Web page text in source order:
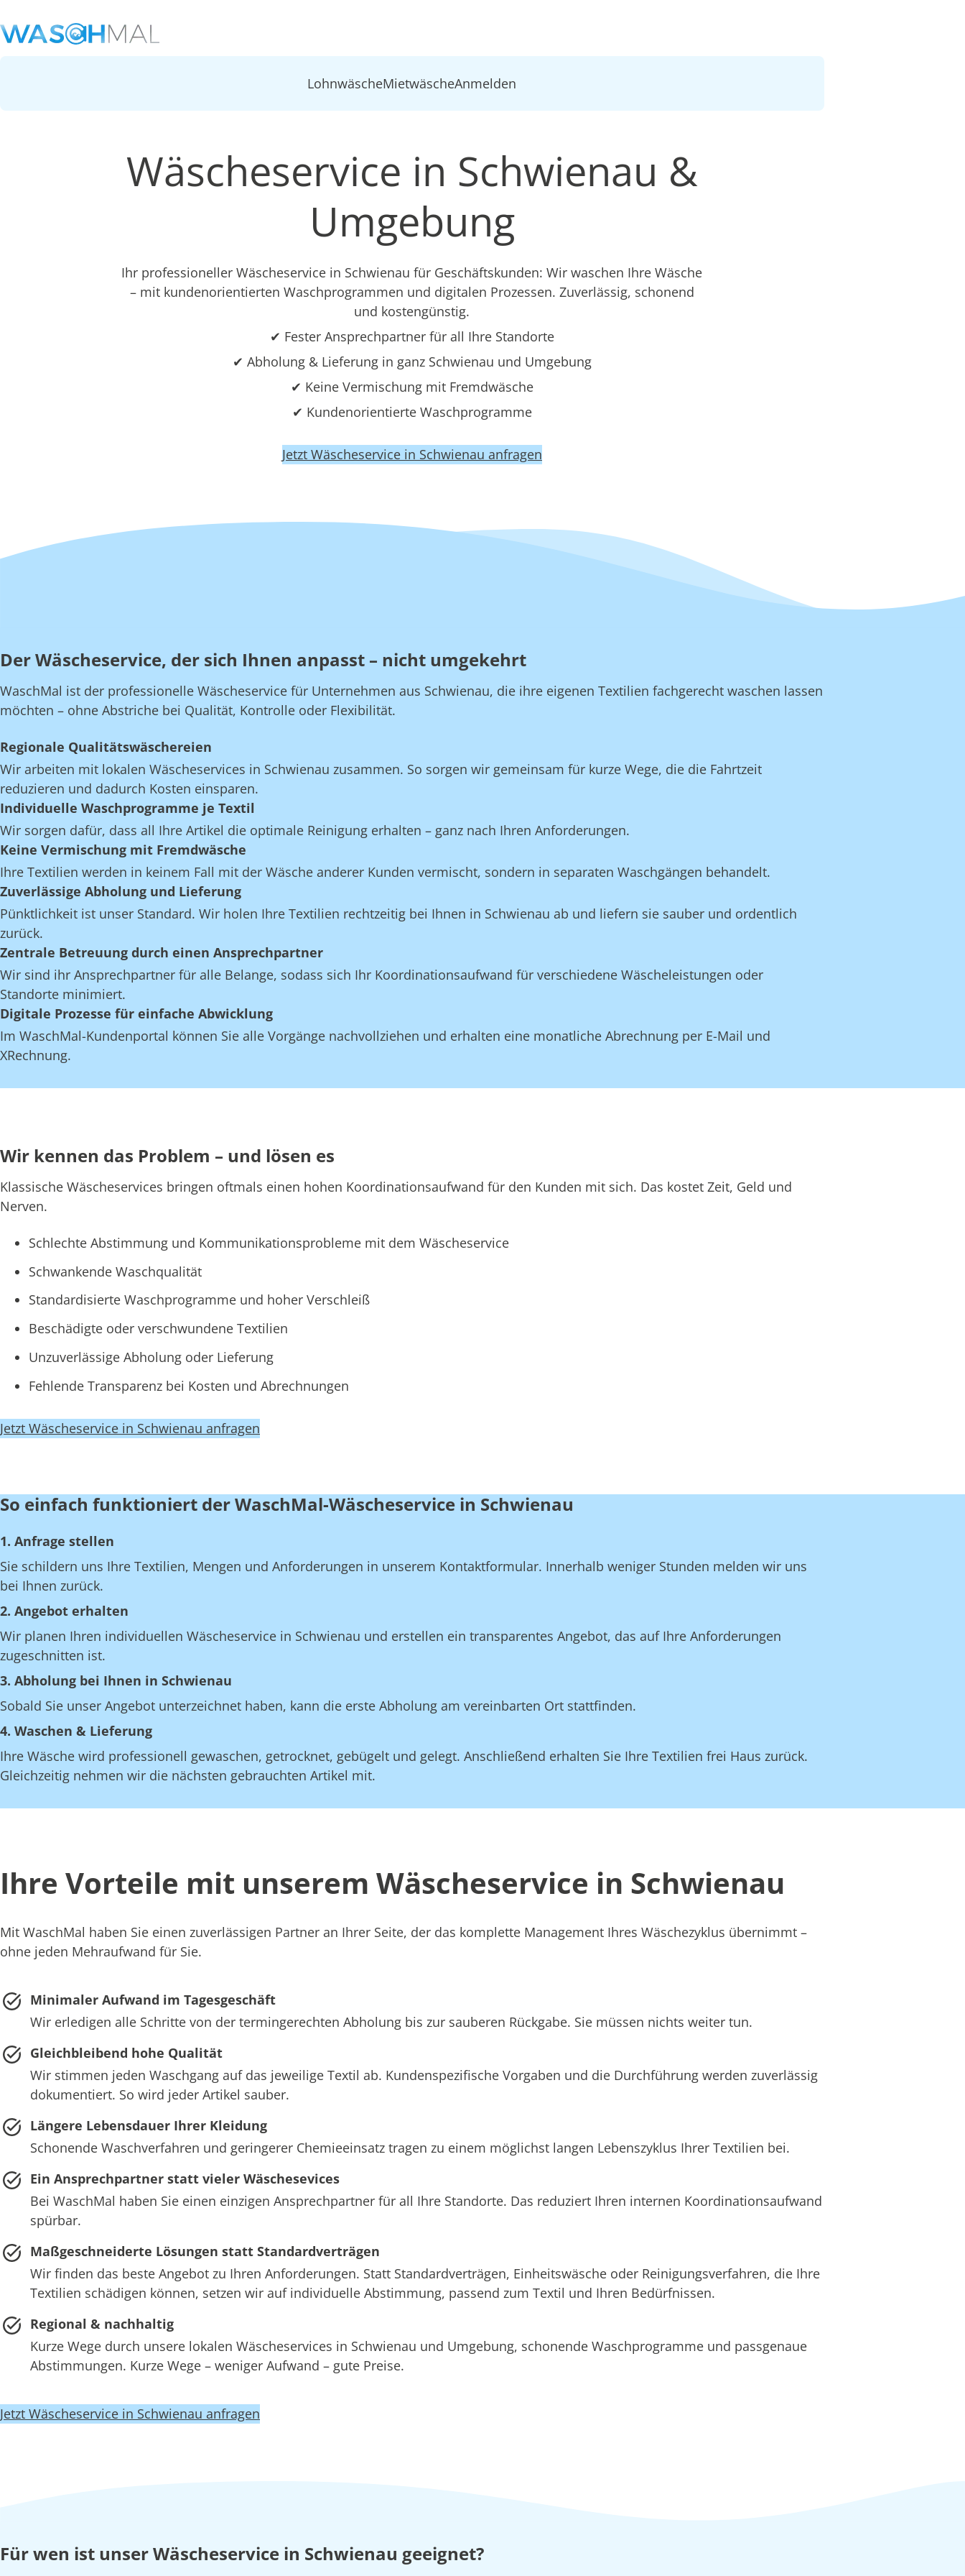
LohnwäscheMietwäscheAnmelden
Wäscheservice in Schwienau &
Umgebung
Ihr professioneller Wäscheservice in Schwienau für Geschäftskunden: Wir waschen Ihre Wäsche
– mit kundenorientierten Waschprogrammen und digitalen Prozessen. Zuverlässig, schonend
und kostengünstig.
✔ Fester Ansprechpartner für all Ihre Standorte
✔ Abholung & Lieferung in ganz Schwienau und Umgebung
✔ Keine Vermischung mit Fremdwäsche
✔ Kundenorientierte Waschprogramme
Jetzt Wäscheservice in Schwienau anfragen
Der Wäscheservice, der sich Ihnen anpasst – nicht umgekehrt
WaschMal ist der professionelle Wäscheservice für Unternehmen aus Schwienau, die ihre eigenen Textilien fachgerecht waschen lassen
möchten – ohne Abstriche bei Qualität, Kontrolle oder Flexibilität.
Regionale Qualitätswäschereien
Wir arbeiten mit lokalen Wäscheservices in Schwienau zusammen. So sorgen wir gemeinsam für kurze Wege, die die Fahrtzeit
reduzieren und dadurch Kosten einsparen.
Individuelle Waschprogramme je Textil
Wir sorgen dafür, dass all Ihre Artikel die optimale Reinigung erhalten – ganz nach Ihren Anforderungen.
Keine Vermischung mit Fremdwäsche
Ihre Textilien werden in keinem Fall mit der Wäsche anderer Kunden vermischt, sondern in separaten Waschgängen behandelt.
Zuverlässige Abholung und Lieferung
Pünktlichkeit ist unser Standard. Wir holen Ihre Textilien rechtzeitig bei Ihnen in Schwienau ab und liefern sie sauber und ordentlich
zurück.
Zentrale Betreuung durch einen Ansprechpartner
Wir sind ihr Ansprechpartner für alle Belange, sodass sich Ihr Koordinationsaufwand für verschiedene Wäscheleistungen oder
Standorte minimiert.
Digitale Prozesse für einfache Abwicklung
Im WaschMal-Kundenportal können Sie alle Vorgänge nachvollziehen und erhalten eine monatliche Abrechnung per E-Mail und
XRechnung.
Wir kennen das Problem – und lösen es
Klassische Wäscheservices bringen oftmals einen hohen Koordinationsaufwand für den Kunden mit sich. Das kostet Zeit, Geld und
Nerven.
Schlechte Abstimmung und Kommunikationsprobleme mit dem Wäscheservice
Schwankende Waschqualität
Standardisierte Waschprogramme und hoher Verschleiß
Beschädigte oder verschwundene Textilien
Unzuverlässige Abholung oder Lieferung
Fehlende Transparenz bei Kosten und Abrechnungen
Jetzt Wäscheservice in Schwienau anfragen
So einfach funktioniert der WaschMal-Wäscheservice in Schwienau
1. Anfrage stellen
Sie schildern uns Ihre Textilien, Mengen und Anforderungen in unserem Kontaktformular. Innerhalb weniger Stunden melden wir uns
bei Ihnen zurück.
2. Angebot erhalten
Wir planen Ihren individuellen Wäscheservice in Schwienau und erstellen ein transparentes Angebot, das auf Ihre Anforderungen
zugeschnitten ist.
3. Abholung bei Ihnen in Schwienau
Sobald Sie unser Angebot unterzeichnet haben, kann die erste Abholung am vereinbarten Ort stattfinden.
4. Waschen & Lieferung
Ihre Wäsche wird professionell gewaschen, getrocknet, gebügelt und gelegt. Anschließend erhalten Sie Ihre Textilien frei Haus zurück.
Gleichzeitig nehmen wir die nächsten gebrauchten Artikel mit.
Ihre Vorteile mit unserem Wäscheservice in Schwienau
Mit WaschMal haben Sie einen zuverlässigen Partner an Ihrer Seite, der das komplette Management Ihres Wäschezyklus übernimmt –
ohne jeden Mehraufwand für Sie.
Minimaler Aufwand im Tagesgeschäft
Wir erledigen alle Schritte von der termingerechten Abholung bis zur sauberen Rückgabe. Sie müssen nichts weiter tun.
Gleichbleibend hohe Qualität
Wir stimmen jeden Waschgang auf das jeweilige Textil ab. Kundenspezifische Vorgaben und die Durchführung werden zuverlässig
dokumentiert. So wird jeder Artikel sauber.
Längere Lebensdauer Ihrer Kleidung
Schonende Waschverfahren und geringerer Chemieeinsatz tragen zu einem möglichst langen Lebenszyklus Ihrer Textilien bei.
Ein Ansprechpartner statt vieler Wäschesevices
Bei WaschMal haben Sie einen einzigen Ansprechpartner für all Ihre Standorte. Das reduziert Ihren internen Koordinationsaufwand
spürbar.
Maßgeschneiderte Lösungen statt Standardverträgen
Wir finden das beste Angebot zu Ihren Anforderungen. Statt Standardverträgen, Einheitswäsche oder Reinigungsverfahren, die Ihre
Textilien schädigen können, setzen wir auf individuelle Abstimmung, passend zum Textil und Ihren Bedürfnissen.
Regional & nachhaltig
Kurze Wege durch unsere lokalen Wäscheservices in Schwienau und Umgebung, schonende Waschprogramme und passgenaue
Abstimmungen. Kurze Wege – weniger Aufwand – gute Preise.
Jetzt Wäscheservice in Schwienau anfragen
Für wen ist unser Wäscheservice in Schwienau geeignet?